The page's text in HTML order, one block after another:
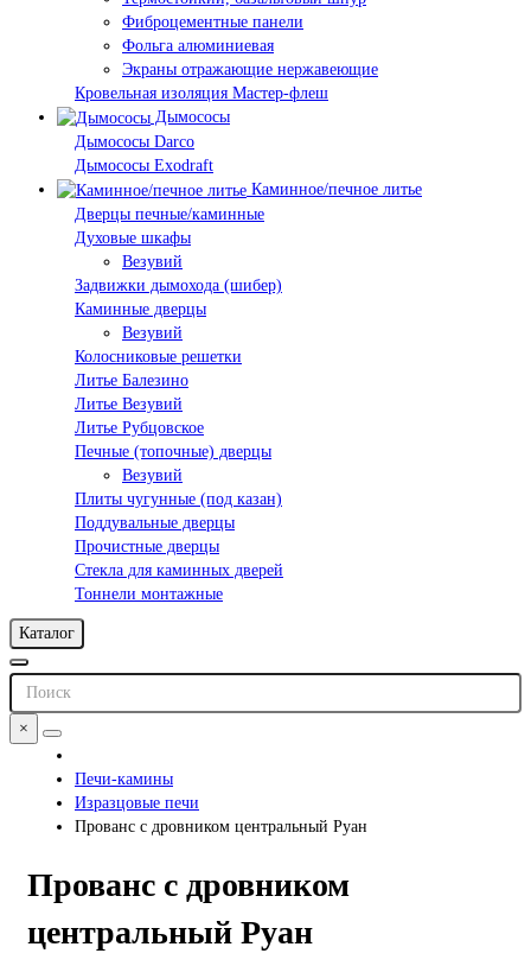
Фиброцементные панели
Фольга алюминиевая
Экраны отражающие нержавеющие
Кровельная изоляция Мастер-флеш
Дымососы
Дымососы Darco
Дымососы Exodraft
Каминное/печное литье
Дверцы печные/каминные
Духовые шкафы
Везувий
Задвижки дымохода (шибер)
Каминные дверцы
Везувий
Колосниковые решетки
Литье Балезино
Литье Везувий
Литье Рубцовское
Печные (топочные) дверцы
Везувий
Плиты чугунные (под казан)
Поддувальные дверцы
Прочистные дверцы
Стекла для каминных дверей
Тоннели монтажные
Каталог
×
Печи-камины
Изразцовые печи
Прованс с дровником центральный Руан
Прованс с дровником
центральный Руан